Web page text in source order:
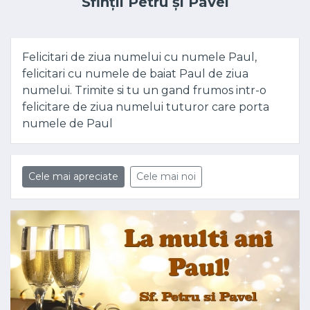
Felicitari de ziua numelui cu numele Paul,
felicitari cu numele de baiat Paul de ziua
numelui. Trimite si tu un gand frumos intr-o
felicitare de ziua numelui tuturor care porta
numele de Paul
Cele mai apreciate Cele mai noi